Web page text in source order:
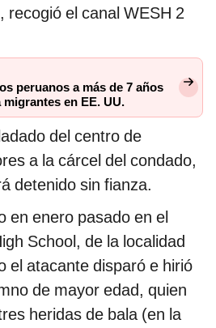
recogió el canal WESH 2
peruanos a más de 7 años
en EE. UU.
del centro de
a la cárcel del condado,
detenido sin fianza.
en enero pasado en el
School, de la localidad
el atacante disparó e hirió
de mayor edad, quien
heridas de bala (en la